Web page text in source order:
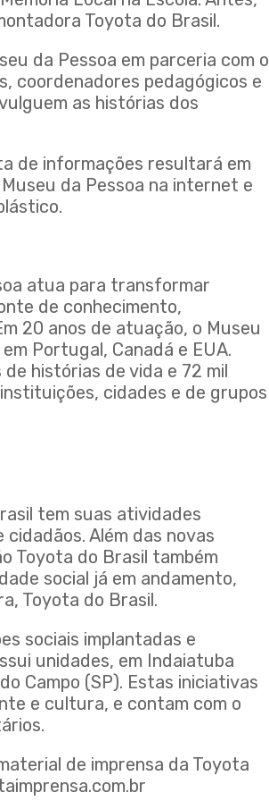
Toyota do Brasil.
da Pessoa em parceria com o
coordenadores pedagógicos e
as histórias dos
de informações resultará em
da Pessoa na internet e
atua para transformar
de conhecimento,
20 anos de atuação, o Museu
Portugal, Canadá e EUA.
histórias de vida e 72 mil
cidades e de grupos
tem suas atividades
Além das novas
Toyota do Brasil também
social já em andamento,
Toyota do Brasil.
sociais implantadas e
unidades, em Indaiatuba
Campo (SP). Estas iniciativas
e cultura, e contam com o
de imprensa da Toyota